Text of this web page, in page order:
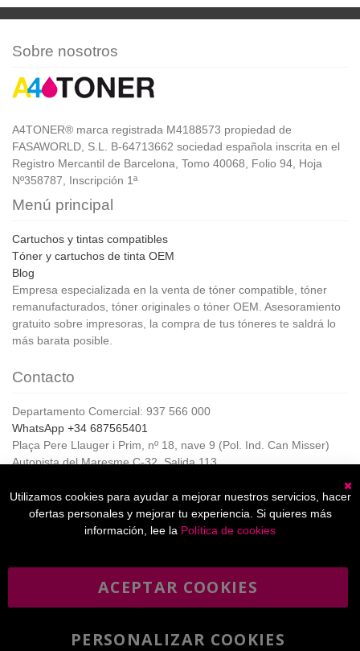
Sobre nosotros
A4TONER® marca registrada M4188573 propiedad de
FASAWORLD, S.L. B-64713662 sociedad española inscrita en el
Registro Mercantil de Barcelona, Tomo 40068, Folio 94, Hoja
Nº358787, Inscripción 1ª
Menú principal
Cartuchos y tintas compatibles
Tóner y cartuchos de tinta OEM
Blog
Empresa especializada en la venta de tóner compatible, tóner
remanufacturados, tóner originales o tóner OEM. Asesoramiento
gratuito sobre impresoras, la compra de tus tóneres te saldrá lo
más barata posible.
Contacto
Departamento Comercial: 937 566 000
WhatsApp +34 687565401
Plaça Pere Llauger i Prim, nº 18, nave 9 (Pol. Ind. Can Misser)
Autopista del Maresme C-32, Salida 113
Horario de Atención al cliente:
De lunes a jueves de 8:00 a 17:00,
Viernes de 8:00 a 15:00
informativo
He leído y acepto lapolítica de privacidad
Utilizamos cookies para ayudar a mejorar nuestros servicios, hacer
ofertas personales y mejorar tu experiencia. Si quieres más
información, lee la Política de cookies
ACEPTAR COOKIES
PERSONALIZAR COOKIES